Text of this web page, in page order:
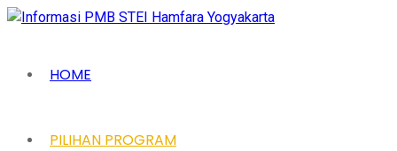
HOME
PILIHAN PROGRAM